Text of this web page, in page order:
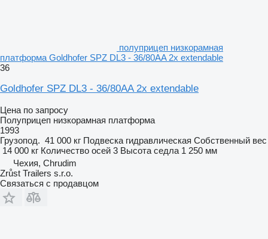
полуприцеп низкорамная
платформа Goldhofer SPZ DL3 - 36/80AA 2x extendable
36
Goldhofer SPZ DL3 - 36/80AA 2x extendable
Цена по запросу
Полуприцеп низкорамная платформа
1993
Грузопод. 41 000 кг Подвеска гидравлическая Собственный вес
14 000 кг Количество осей 3 Высота седла 1 250 мм
Чехия, Chrudim
Zrůst Trailers s.r.o.
Связаться с продавцом